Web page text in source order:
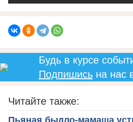
Будь в курсе
Подпишисьна нас
Читайте также: